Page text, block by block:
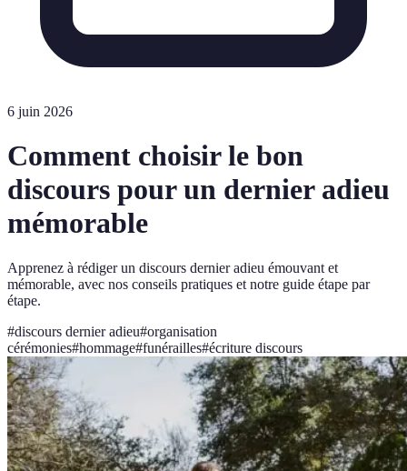
6 juin 2026
Comment choisir le bon
discours pour un dernier adieu
mémorable
Apprenez à rédiger un discours dernier adieu émouvant et
mémorable, avec nos conseils pratiques et notre guide étape par
étape.
#discours dernier adieu#organisation
cérémonies#hommage#funérailles#écriture discours